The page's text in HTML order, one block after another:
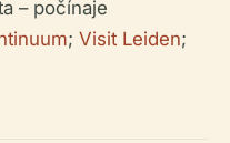
– počínaje
; Visit Leiden;